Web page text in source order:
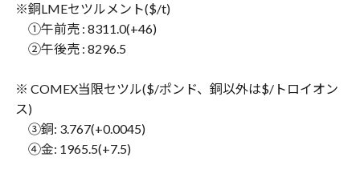
※銅LMEセツルメント($/t)
①午前売 : 8311.0(+46)
②午後売 : 8296.5
※ COMEX当限セツル($/ポンド、銅以外は$/トロイオン
ス)
③銅: 3.767(+0.0045)
④金: 1965.5(+7.5)